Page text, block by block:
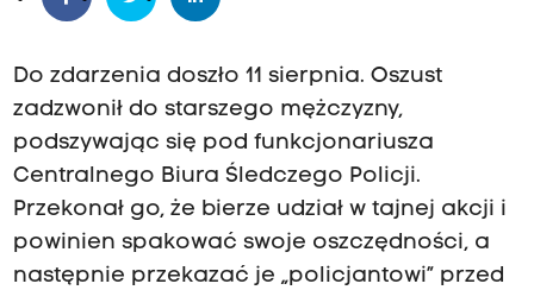
Do zdarzenia doszło 11 sierpnia. Oszust
zadzwonił do starszego mężczyzny,
podszywając się pod funkcjonariusza
Centralnego Biura Śledczego Policji.
Przekonał go, że bierze udział w tajnej akcji i
powinien spakować swoje oszczędności, a
następnie przekazać je „policjantowi” przed